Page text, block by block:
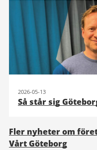
2026-05-13
Så står sig
Fler nyheter om
Vårt Göteborg